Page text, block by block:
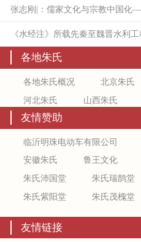
各地朱氏
各地朱氏概况 北京朱氏
河北朱氏
山西朱氏
吉林朱氏
浙江朱氏
安徽朱氏
山东朱氏
陕西朱氏
青海朱氏
黑龙江朱氏
湖南朱氏
广东朱氏
西藏朱氏
友情赞助
临沂明珠电动车有限公司
安徽朱氏
鲁王文化
朱氏沛国堂
朱氏瑞鹊堂
朱氏紫阳堂
朱氏茂槐堂
友情链接